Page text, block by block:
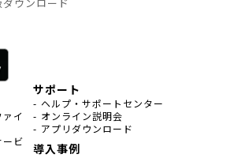
イ
ビ
サポート
- ヘルプ・サポートセンター
- オンライン説明会
- アプリダウンロード
導入事例